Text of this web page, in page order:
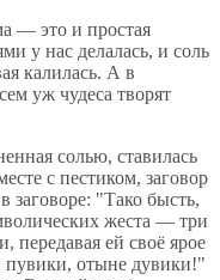
— это и простая
у нас делалась, и соль
калилась. А в
уж чудеса творят
солью, ставилась
с пестиком, заговор
заговоре: "Тако бысть,
жеста — три
передавая ей своё ярое
пувики, отыне дувики!"